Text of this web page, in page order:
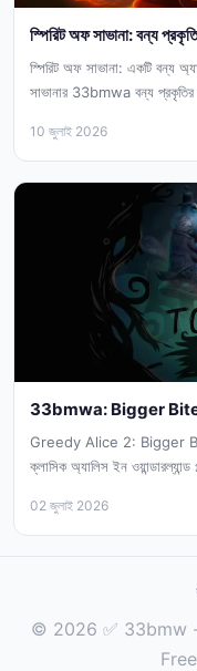
স্পিরিট অফ সাভানা: বন্য
স্পিরিট অফ সাভানা: একটি বন্য
সাভানার 33bmwa বন্য প্রকৃতির
10 জুলাই 2026
33bmwa: Bigger Bites
Greedy Alice 2: Bigger Bites,
ক্লাসিক অ্যালিস ইন
02 জুলাই 2026
© 2026 ✅ 33bmw -
Free